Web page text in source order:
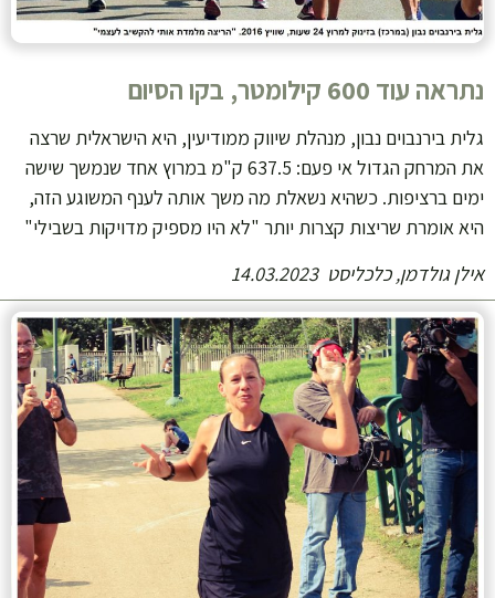
נתראה עוד 600 קילומטר, בקו הסיום
גלית בירנבוים נבון, מנהלת שיווק ממודיעין, היא הישראלית שרצה
את המרחק הגדול אי פעם: 637.5 ק"מ במרוץ אחד שנמשך שישה
ימים ברציפות. כשהיא נשאלת מה משך אותה לענף המשוגע הזה,
היא אומרת שריצות קצרות יותר "לא היו מספיק מדויקות בשבילי"
אילן גולדמן, כלכליסט 14.03.2023